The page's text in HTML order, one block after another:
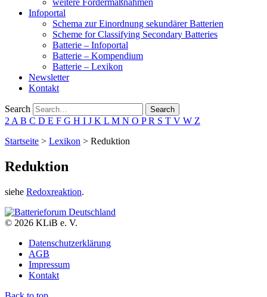
weitere Fördermaßnahmen
Infoportal
Schema zur Einordnung sekundärer Batterien
Scheme for Classifying Secondary Batteries
Batterie – Infoportal
Batterie – Kompendium
Batterie – Lexikon
Newsletter
Kontakt
Search Search
2 A B C D E F G H I J K L M N O PR S T V W Z
Startseite > Lexikon > Reduktion
Reduktion
siehe Redoxreaktion.
© 2026 KLiB e. V.
Datenschutzerklärung
AGB
Impressum
Kontakt